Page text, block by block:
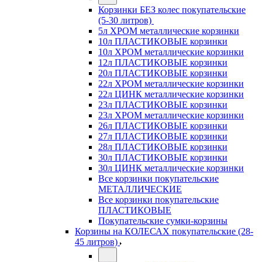
Корзинки БЕЗ колес покупательские
(5-30 литров)
5л ХРОМ металлические корзинки
10л ПЛАСТИКОВЫЕ корзинки
10л ХРОМ металлические корзинки
12л ПЛАСТИКОВЫЕ корзинки
20л ПЛАСТИКОВЫЕ корзинки
22л ХРОМ металлические корзинки
22л ЦИНК металлические корзинки
23л ПЛАСТИКОВЫЕ корзинки
23л ХРОМ металлические корзинки
26л ПЛАСТИКОВЫЕ корзинки
27л ПЛАСТИКОВЫЕ корзинки
28л ПЛАСТИКОВЫЕ корзинки
30л ПЛАСТИКОВЫЕ корзинки
30л ЦИНК металлические корзинки
Все корзинки покупательские
МЕТАЛЛИЧЕСКИЕ
Все корзинки покупательские
ПЛАСТИКОВЫЕ
Покупательские сумки-корзины
Корзины на КОЛЕСАХ покупательские (28-
45 литров)